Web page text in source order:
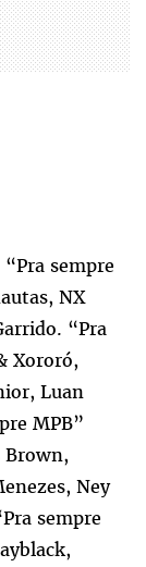
sempre
NX
“Pra
Xororó,
Luan
MPB”
Brown,
Ney
sempre